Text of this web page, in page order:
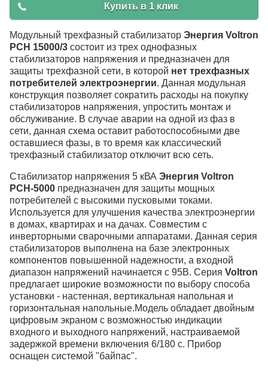
Купить в 1 клик
Модульный трехфазный стабилизатор Энергия Voltron
РСН 15000/3 состоит из трех однофазных
стабилизаторов напряжения и предназначен для
защиты трехфазной сети, в которой нет трехфазных
потребителей электроэнергии. Данная модульная
конструкция позволяет сократить расходы на покупку
стабилизаторов напряжения, упростить монтаж и
обслуживание. В случае аварии на одной из фаз в
сети, данная схема оставит работоспособными две
оставшиеся фазы, в то время как классический
трехфазный стабилизатор отключит всю сеть.
Стабилизатор напряжения 5 кВА Энергия Voltron
РСН-5000 предназначен для защиты мощных
потребителей с высокими пусковыми токами.
Используется для улучшения качества электроэнергии
в домах, квартирах и на дачах. Совместим с
инверторными сварочными аппаратами. Данная серия
стабилизаторов выполнена на базе электронных
компонентов повышенной надежности, а входной
диапазон напряжений начинается с 95В. Серия Voltron
предлагает широкие возможности по выбору способа
установки - настенная, вертикальная напольная и
горизонтальная напольные.Модель обладает двойным
цифровым экраном с возможностью индикации
входного и выходного напряжений, настраиваемой
задержкой времени включения 6/180 с. Прибор
оснащен системой "байпас".